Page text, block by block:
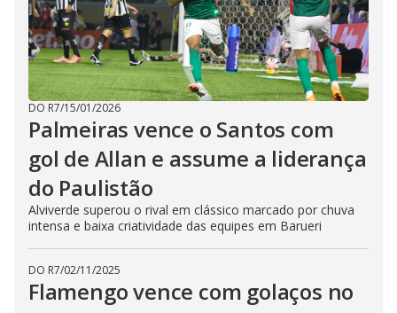
DO R7/15/01/2026
Palmeiras vence o Santos com
gol de Allan e assume a liderança
do Paulistão
Alviverde superou o rival em clássico marcado por chuva
intensa e baixa criatividade das equipes em Barueri
DO R7/02/11/2025
Flamengo vence com golaços no